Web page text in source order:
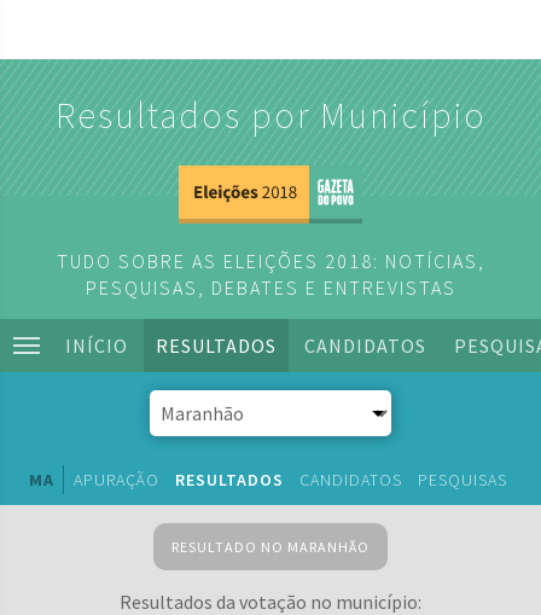
Resultados por Município
TUDO SOBRE AS ELEIÇÕES 2018: NOTÍCIAS,
PESQUISAS, DEBATES E ENTREVISTAS
INÍCIO RESULTADOS CANDIDATOS
MA APURAÇÃO RESULTADOS CANDIDATOS PESQUISAS
RESULTADO NO MARANHÃO
Resultados da votação no município: